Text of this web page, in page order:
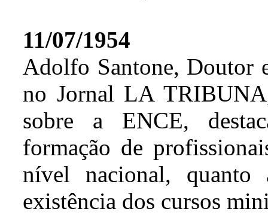
11/07/1954
Adolfo Santone, Doutor
no Jornal LA
sobre a ENCE,
formação de
nível nacional,
existência dos cursos